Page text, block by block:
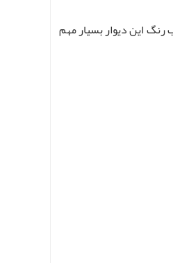
رنگ این دیوار بسیار مهم